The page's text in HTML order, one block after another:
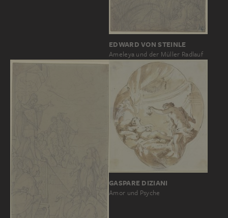
EDWARD VON STEINLE
Ameleya und der Müller Radlauf
GASPARE DIZIANI
Amor und Psyche